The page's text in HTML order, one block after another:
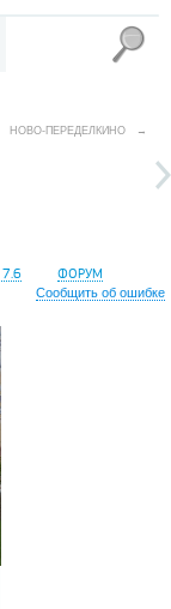
НОВО-ПЕРЕДЕЛКИНО
→
7.6 ФОРУМ
Сообщить об ошибке